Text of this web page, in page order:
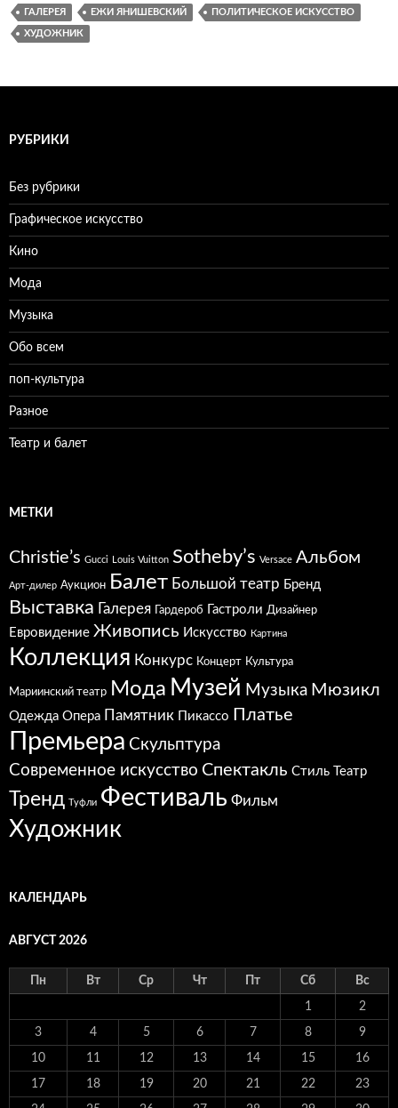
ГАЛЕРЕЯ ЕЖИ ЯНИШЕВСКИЙ ПОЛИТИЧЕСКОЕ ИСКУССТВО
ХУДОЖНИК
РУБРИКИ
Без рубрики
Графическое искусство
Кино
Мода
Музыка
Обо всем
поп-культура
Разное
Театр и балет
МЕТКИ
Christie’s Gucci Louis Vuitton Sotheby’s Versace Альбом
Арт-дилер Аукцион Балет Большой театр Бренд
Выставка Галерея Гардероб Гастроли Дизайнер
Евровидение Живопись Искусство Картина
Коллекция Конкурс Концерт Культура
Мариинский театр Мода Музей Музыка Мюзикл
Одежда Опера Памятник Пикассо Платье
Премьера Скульптура
Современное искусство Спектакль Стиль Театр
Тренд Туфли Фестиваль Фильм
Художник
КАЛЕНДАРЬ
АВГУСТ 2026
Пн Вт Ср Чт Пт Сб Вс
1 2
3 4 5 6 7 8 9
10 11 12 13 14 15 16
17 18 19 20 21 22 23